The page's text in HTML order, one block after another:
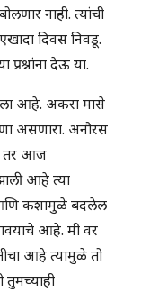
नाही. त्यांची
दिवस निवडू.
देऊ या.
आहे. अकरा मासे
असणारा. अनौरस
तर आज
आहे त्या
आणि कशामुळे बदलेल
आहे. मी वर
आहे त्यामुळे तो